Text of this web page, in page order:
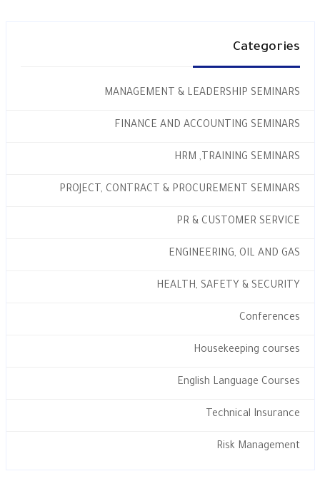
Categories
MANAGEMENT & LEADERSHIP SEMINARS
FINANCE AND ACCOUNTING SEMINARS
HRM ,TRAINING SEMINARS
PROJECT, CONTRACT & PROCUREMENT SEMINARS
PR & CUSTOMER SERVICE
ENGINEERING, OIL AND GAS
HEALTH, SAFETY & SECURITY
Conferences
Housekeeping courses
English Language Courses
Technical Insurance
Risk Management